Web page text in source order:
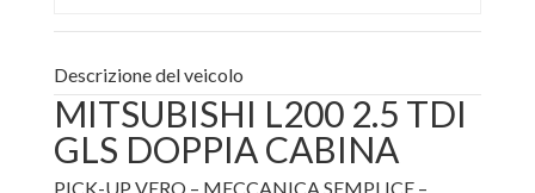
Descrizione del veicolo
MITSUBISHI L200 2.5 TDI
GLS DOPPIA CABINA
PICK-UP VERO – MECCANICA SEMPLICE –